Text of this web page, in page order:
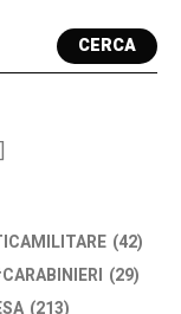
CERCA
(42)
CARABINIERI (29)
(213)